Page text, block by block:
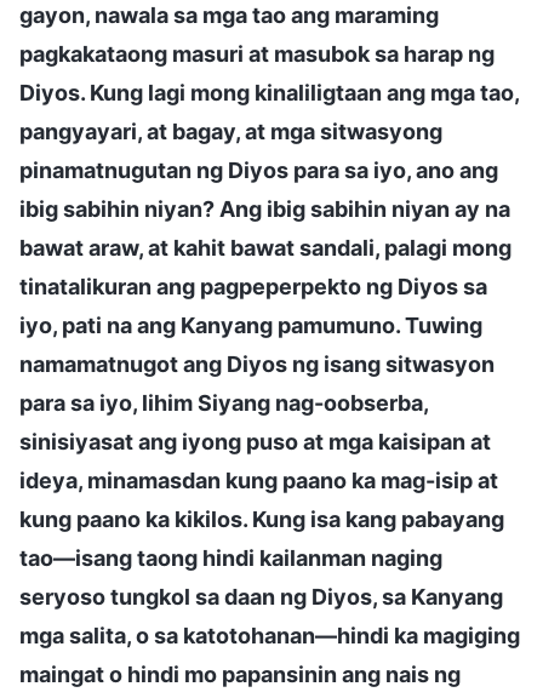
gayon, nawala sa mga tao ang maraming
pagkakataong masuri at masubok sa harap ng
Diyos. Kung lagi mong kinaliligtaan ang mga tao,
pangyayari, at bagay, at mga sitwasyong
pinamatnugutan ng Diyos para sa iyo, ano ang
ibig sabihin niyan? Ang ibig sabihin niyan ay na
bawat araw, at kahit bawat sandali, palagi mong
tinatalikuran ang pagpeperpekto ng Diyos sa
iyo, pati na ang Kanyang pamumuno. Tuwing
namamatnugot ang Diyos ng isang sitwasyon
para sa iyo, lihim Siyang nag-oobserba,
sinisiyasat ang iyong puso at mga kaisipan at
ideya, minamasdan kung paano ka mag-isip at
kung paano ka kikilos. Kung isa kang pabayang
tao—isang taong hindi kailanman naging
seryoso tungkol sa daan ng Diyos, sa Kanyang
mga salita, o sa katotohanan—hindi ka magiging
maingat o hindi mo papansinin ang nais ng